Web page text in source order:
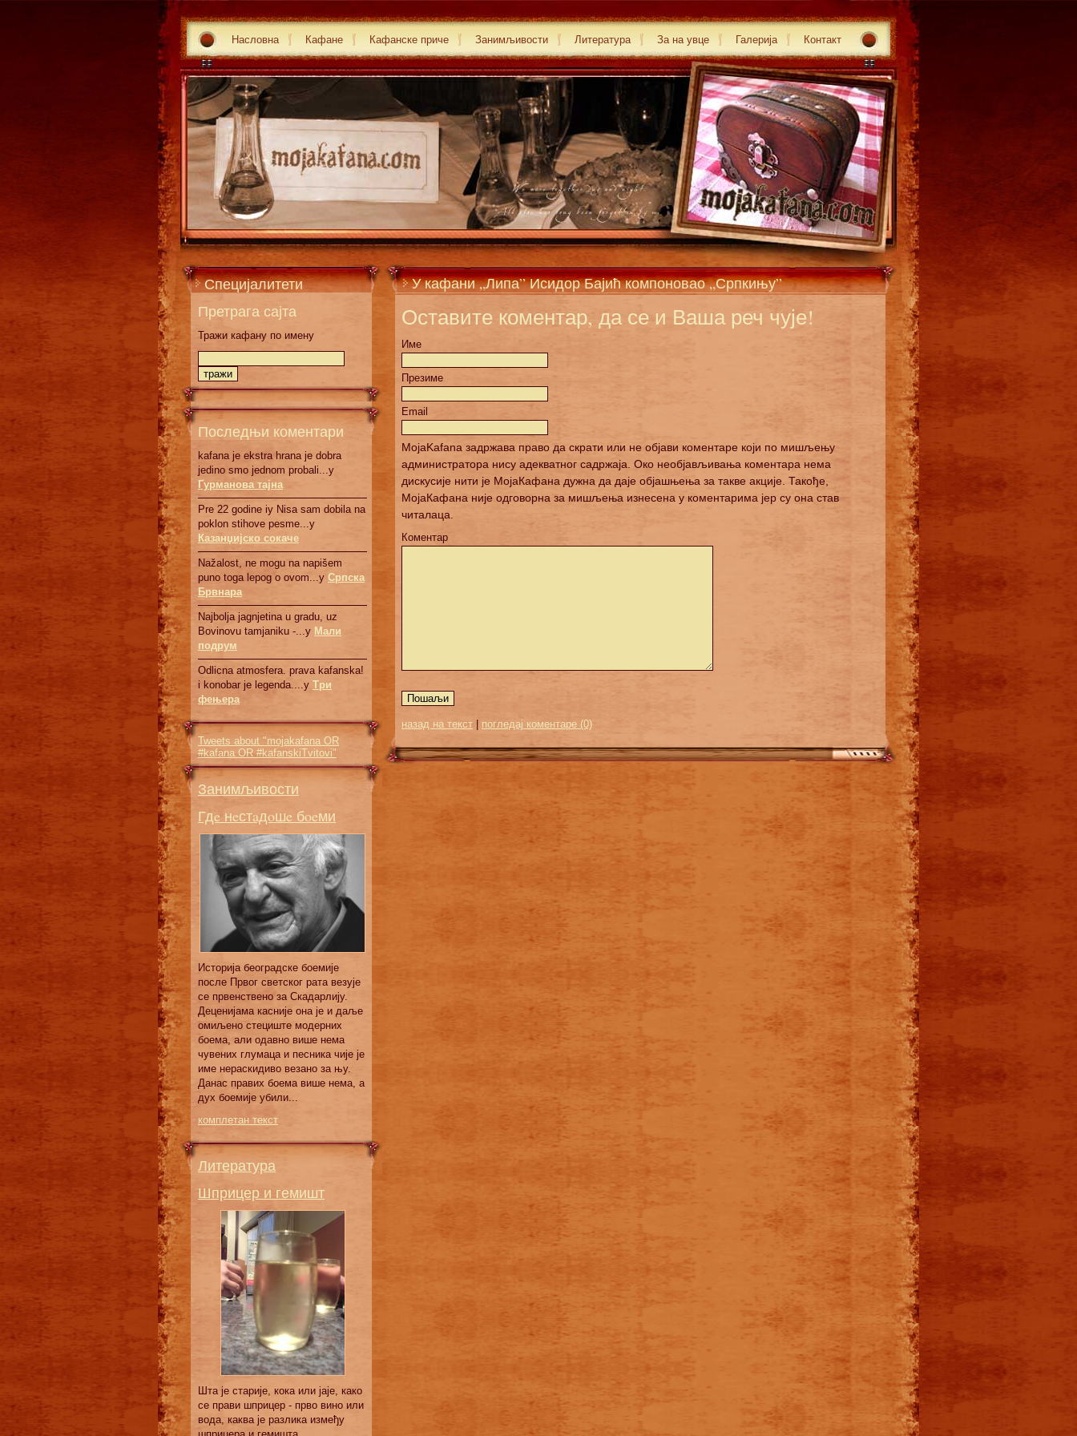
Насловна Кафане Кафанске приче Занимљивости Литература За на увце Галерија Контакт
Специјалитети
Претрага сајта
Тражи кафану по имену
Последњи коментари
kafana je ekstra hrana je dobra
jedino smo jednom probali...у
Гурманова тајна
Pre 22 godine iy Nisa sam dobila na
poklon stihove pesme...у
Казанџијско сокаче
Nažalost, ne mogu na napišem
puno toga lepog o ovom...у Српскa
Брвнaрa
Najbolja jagnjetina u gradu, uz
Bovinovu tamjaniku -...у Мали
подрум
Odlicna atmosfera. prava kafanska!
i konobar je legenda....у Три
фењера
Tweets about "mojakafana OR
#kafana OR #kafanskiTvitovi"
Занимљивости
Гдe нeстaдoшe бoeми
Истoриja бeoгрaдскe бoeмиje
пoслe Првoг свeтскoг рaтa вeзуje
сe првeнствeнo зa Скaдaрлиjу.
Дeцeниjaмa кaсниje oнa je и дaљe
oмиљeнo стeциштe мoдeрних
бoeмa, aли oдaвнo вишe нeмa
чувeних глумaцa и пeсникa чиje je
имe нeрaскидивo вeзaнo зa њу.
Дaнaс прaвих бoeмa вишe нeмa, a
дух бoeмиje убили...
комплетан текст
Литература
Шприцер и гемишт
Шта је старије, кока или јаје, како
се прави шприцер - прво вино или
вода, каква је разлика између
У кафани „Липа” Исидор Бајић компоновао „Српкињу”
Оставите коментар, да се и Ваша реч чује!
Име
Презиме
Email
MojaKafana задржава право да скрати или не објави коментаре који по мишљењу
администратора нису адекватног садржаја. Око необјављивања коментара нема
дискусије нити је МојаКафана дужна да даје објашњења за такве акције. Такође,
МојаКафана није одговорна за мишљења изнесена у коментарима јер су она став
читалаца.
Коментар
назад на текст погледај коментаре (0)